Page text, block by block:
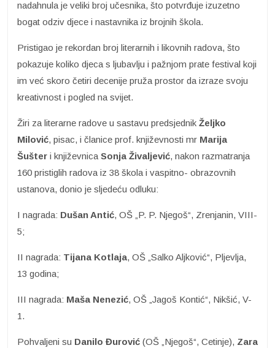
nadahnula je veliki broj učesnika, što potvrđuje izuzetno
bogat odziv djece i nastavnika iz brojnih škola.
Pristigao je rekordan broj literarnih i likovnih radova, što
pokazuje koliko djeca s ljubavlju i pažnjom prate festival koji
im već skoro četiri decenije pruža prostor da izraze svoju
kreativnost i pogled na svijet.
Žiri za literarne radove u sastavu predsjednik Željko
Milović, pisac, i članice prof. književnosti mr Marija
Šušter i književnicaSonja Živaljević, nakon razmatranja
160 pristiglih radova iz 38 škola i vaspitno- obrazovnih
ustanova, donio je sljedeću odluku:
I nagrada: Dušan Antić, OŠ „P. P. Njegoš“, Zrenjanin, VIII-
5;
II nagrada: Tijana Kotlaja, OŠ „Salko Aljković“, Pljevlja,
13 godina;
III nagrada: Maša Nenezić, OŠ „Jagoš Kontić“, Nikšić, V-
1.
Pohvaljeni su Danilo Đurović (OŠ „Njegoš“, Cetinje), Zara